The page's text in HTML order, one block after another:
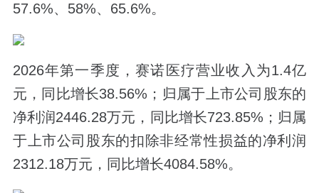
57.6%、58%、65.6%。
2026年第一季度，赛诺医疗营业收入为1.4亿
元，同比增长38.56%；归属于上市公司股东的
净利润2446.28万元，同比增长723.85%；归属
于上市公司股东的扣除非经常性损益的净利润
2312.18万元，同比增长4084.58%。